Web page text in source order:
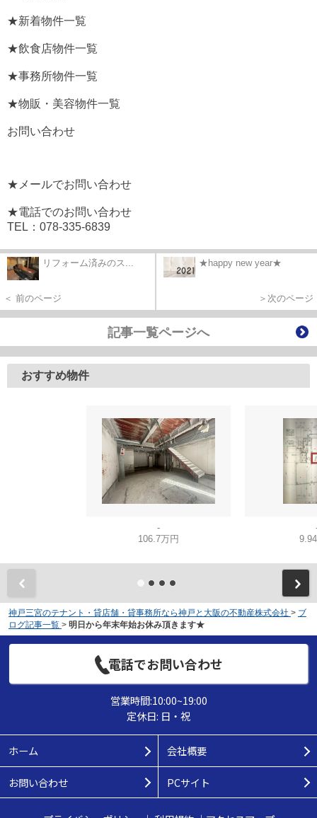
★新着物件一覧
★飲食店物件一覧
★事務所物件一覧
★物販・美容物件一覧
お問い合わせ
★メールでお問い合わせ
★電話でのお問い合わせ
TEL：078-335-6839
リフォーム済みのス...
＜ 前のページ
★happy new year★
＞次のページ
記事一覧ページへ
おすすめ物件
-
106.7万円
神戸三宮のテナント・貸店舗・貸事務所なら神戸と大阪の不動産株式会社 > ブ
ログ記事一覧 > 明日から年末年始お休み頂きます★
電話でお問い合わせ
営業時間:10:00~19:00
定休日: 日・祝
ホーム 会社概要
お問い合わせ PCサイト